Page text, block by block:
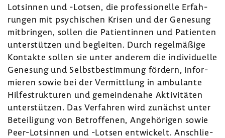
Lotsinnen und -Lotsen, die profes­sio­nelle Erfah­
rungen mit psychi­schen Krisen und der Gene­sung
mitbringen, sollen die Pati­en­tinnen und Pati­enten
unter­stützen und begleiten. Durch regel­mä­ßige
Kontakte sollen sie unter anderem die indi­vi­du­elle
Gene­sung und Selbst­be­stim­mung fördern, infor­
mieren sowie bei der Vermitt­lung in ambu­lante
Hilfe­st­ruk­turen und gemein­de­nahe Akti­vi­täten
unter­stützen. Das Verfahren wird zunächst unter
Betei­li­gung von Betrof­fenen, Ange­hö­rigen sowie
Peer-​Lotsinnen und -Lotsen entwi­ckelt. Anschlie­